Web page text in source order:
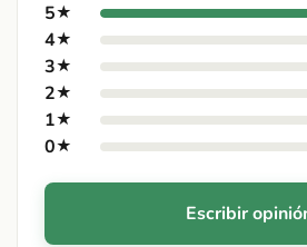
5★
4★
3★
2★
1★
0★
Escribir